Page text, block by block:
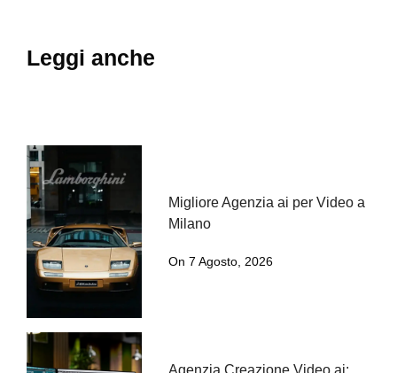
Leggi anche
Migliore Agenzia ai per Video a
Milano
On 7 Agosto, 2026